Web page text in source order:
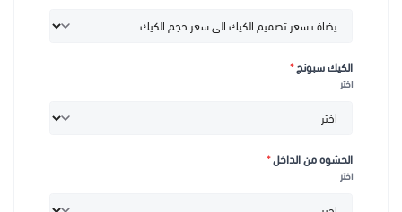
الكيك سبونج*
اختر
الحشوه من الداخل*
اختر